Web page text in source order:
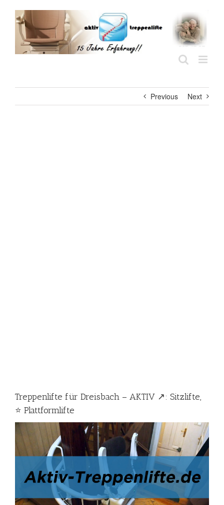
content
Previous Next
Treppenlifte für Dreisbach – AKTIV ↗️: Sitzlifte,
⭐ Plattformlifte